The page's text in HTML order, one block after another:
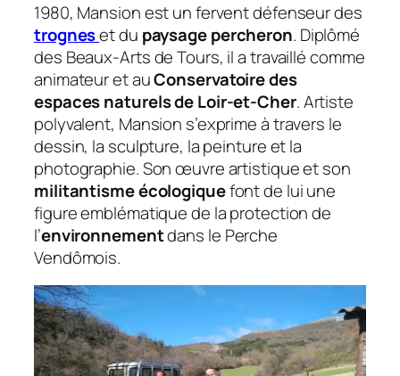
1980, Mansion est un fervent défenseur des
trogneset du paysage percheron. Diplômé
des Beaux-Arts de Tours, il a travaillé comme
animateur et auConservatoire des
espaces naturels de Loir-et-Cher. Artiste
polyvalent, Mansion s’exprime à travers le
dessin, la sculpture, la peinture et la
photographie. Son œuvre artistique et son
militantisme écologiquefont de lui une
figure emblématique de la protection de
l’environnementdans le Perche
Vendômois.